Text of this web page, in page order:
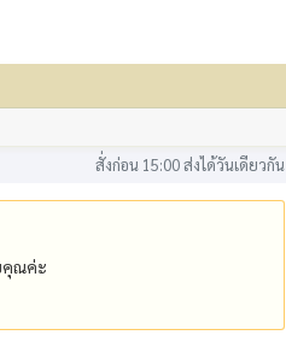
สั่งก่อน 15:00 ส่งได้วันเดียวกัน
ณค่ะ